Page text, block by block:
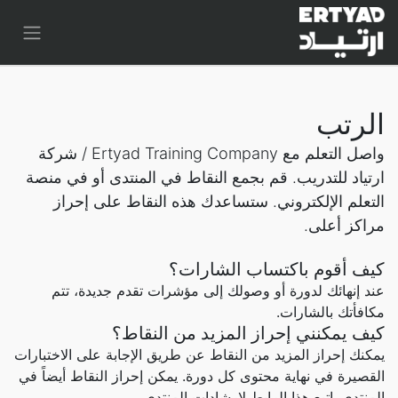
الرتب
واصل التعلم مع Ertyad Training Company / شركة
ارتياد للتدريب. قم بجمع النقاط في المنتدى أو في منصة
التعلم الإلكتروني. ستساعدك هذه النقاط على إحراز
مراكز أعلى.
كيف أقوم باكتساب الشارات؟
عند إنهائك لدورة أو وصولك إلى مؤشرات تقدم جديدة، تتم
مكافأتك بالشارات.
كيف يمكنني إحراز المزيد من النقاط؟
يمكنك إحراز المزيد من النقاط عن طريق الإجابة على الاختبارات
القصيرة في نهاية محتوى كل دورة. يمكن إحراز النقاط أيضاً في